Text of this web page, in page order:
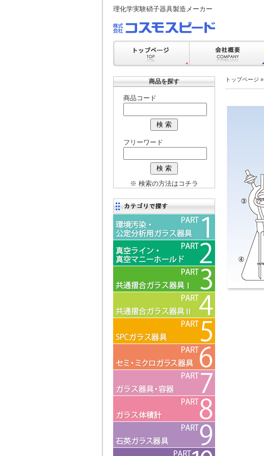
理化学実験硝子器具製造メーカー
商品を探す
商品コード
フリーワード
※ 検索の方法はコチラ
トップページ »